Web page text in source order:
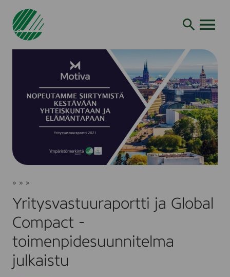
Siirry
Joutsenmerkki
» » »
Global
Compact
-
toimenpidesuunnitelma
julkaistu
Yritysvastuuraportti ja Global
Compact -
toimenpidesuunnitelma
julkaistu